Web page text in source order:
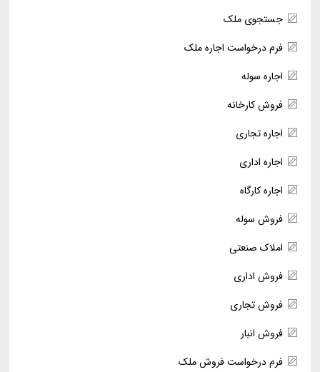
جستجوی ملک
فرم درخواست اجاره ملک
اجاره سوله
فروش کارخانه
اجاره تجاری
اجاره اداری
اجاره کارگاه
فروش سوله
املاک صنعتی
فروش اداری
فروش تجاری
فروش انبار
فرم درخواست فروش ملک